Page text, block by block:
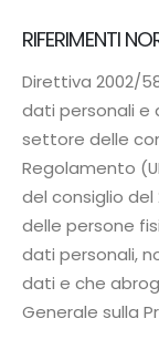
RIFERIMENTI
Direttiva 2002/
dati personali e
settore delle
Regolamento
del consiglio del
delle persone
dati personali,
dati e che
Generale sulla